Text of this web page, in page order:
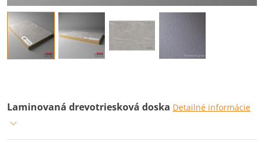
Laminovaná drevotriesková doska Detailné informácie